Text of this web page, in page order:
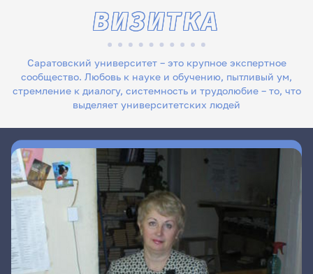
Саратовский университет – это крупное экспертное
сообщество. Любовь к науке и обучению, пытливый ум,
стремление к диалогу, системность и трудолюбие – то, что
выделяет университетских людей
ВИЗИТКА